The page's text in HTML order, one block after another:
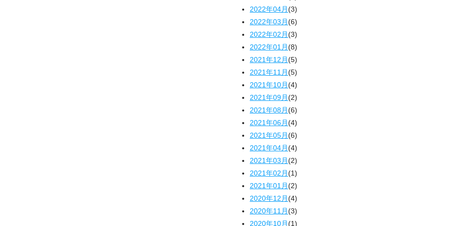
2022年04月(3)
2022年03月(6)
2022年02月(3)
2022年01月(8)
2021年12月(5)
2021年11月(5)
2021年10月(4)
2021年09月(2)
2021年08月(6)
2021年06月(4)
2021年05月(6)
2021年04月(4)
2021年03月(2)
2021年02月(1)
2021年01月(2)
2020年12月(4)
2020年11月(3)
2020年10月(1)